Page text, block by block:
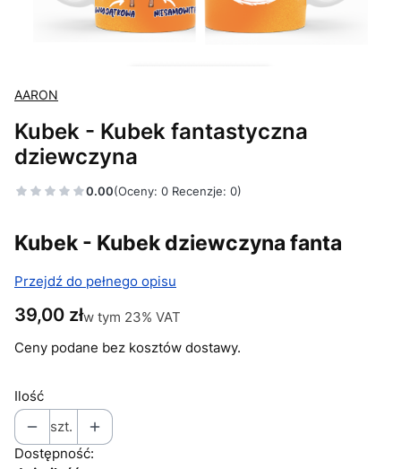
AARON
Kubek - Kubek fantastyczna
dziewczyna
0.00(Oceny: 0 Recenzje: 0)
Kubek - Kubek dziewczyna fanta
Przejdź do pełnego opisu
Cena
39,00 złw tym 23% VAT
w tym 23% VAT
Ceny podane bez kosztów dostawy.
Ilość
szt.
Dostępność: